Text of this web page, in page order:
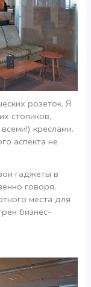
розеток. Я
столиков,
креслами.
аспекта не
гаджеты в
говоря,
места для
бизнес-